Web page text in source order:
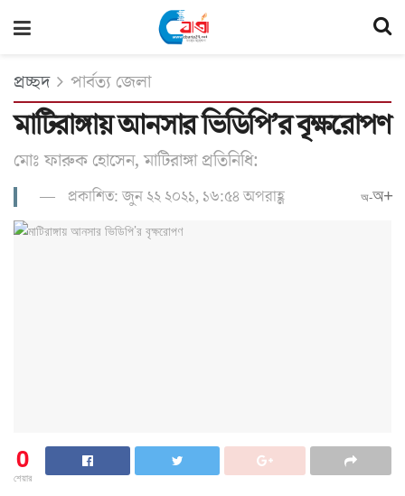
প্রচ্ছদ পার্বত্য জেলা
মাটিরাঙ্গায় আনসার ভিডিপি’র বৃক্ষরোপণ
মোঃ ফারুক হোসেন, মাটিরাঙ্গা প্রতিনিধি:
প্রকাশিত: জুন ২২ ২০২১, ১৬:৫৪ অপরাহ্ণ অ-অ+
0
শেয়ার